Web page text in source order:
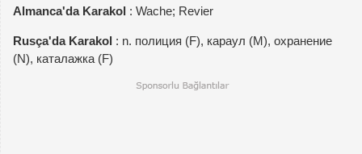
Almanca'da Karakol : Wache; Revier
Rusça'da Karakol : n. полиция (F), караул (M), охранение
(N), каталажка (F)